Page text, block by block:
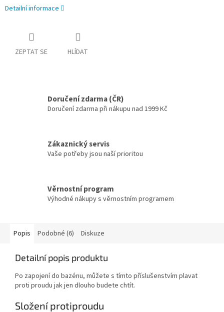
Detailní informace
ZEPTAT SE HLÍDAT
Doručení zdarma (ČR)
Doručení zdarma při nákupu nad 1999 Kč
Zákaznický servis
Vaše potřeby jsou naší prioritou
Věrnostní program
Výhodné nákupy s věrnostním programem
Popis Podobné (6) Diskuze
Detailní popis produktu
Po zapojení do bazénu, můžete s tímto příslušenstvím plavat
proti proudu jak jen dlouho budete chtít.
Složení protiproudu